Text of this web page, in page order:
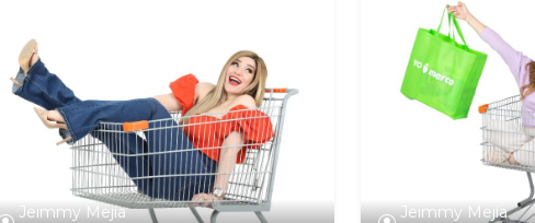
Jeimmy Mejía Jeimmy Mejía